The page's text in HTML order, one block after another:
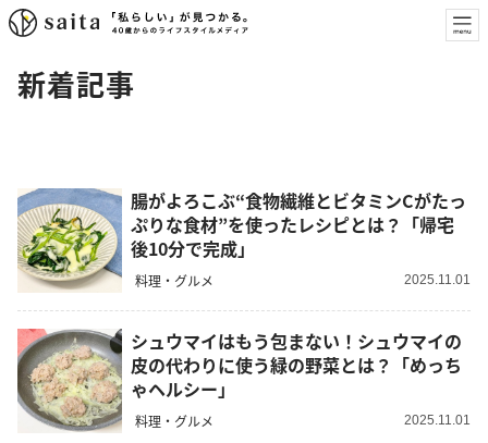
新着記事
腸がよろこぶ“食物繊維とビタミンCがたっ
ぷりな食材”を使ったレシピとは？「帰宅
後10分で完成」
料理・グルメ 2025.11.01
シュウマイはもう包まない！シュウマイの
皮の代わりに使う緑の野菜とは？「めっち
ゃヘルシー」
料理・グルメ 2025.11.01